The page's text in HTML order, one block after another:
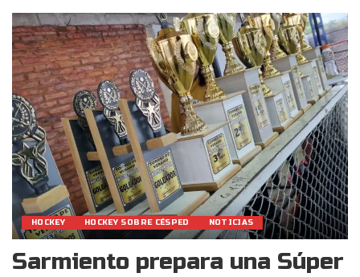
HOCKEY HOCKEY SOBRE CÉSPED NOTICIAS
Sarmiento prepara una Súper